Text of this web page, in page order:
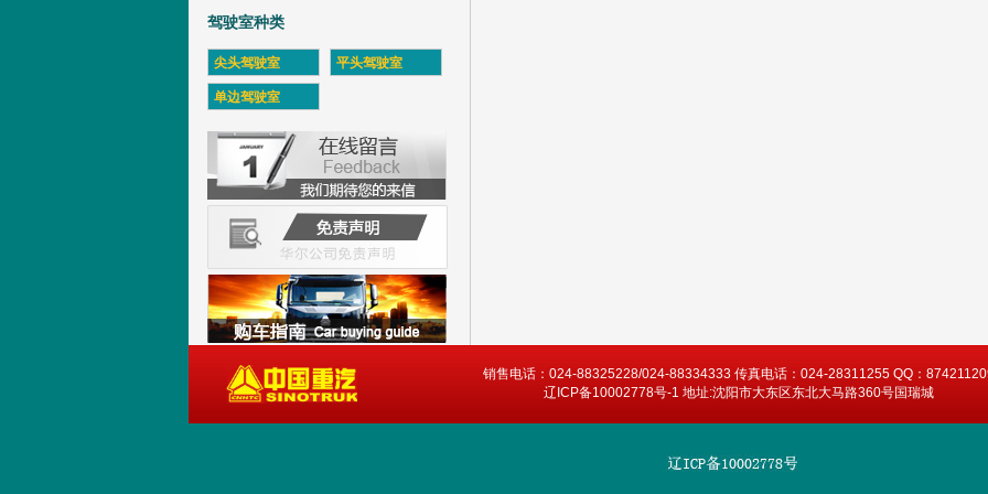
驾驶室种类
尖头驾驶室 平头驾驶室
单边驾驶室
销售电话：024-88325228/024-88334333 传真电话：024-28311255 QQ：
辽ICP备10002778号-1 地址:沈阳市大东区东北大马路360号国瑞城